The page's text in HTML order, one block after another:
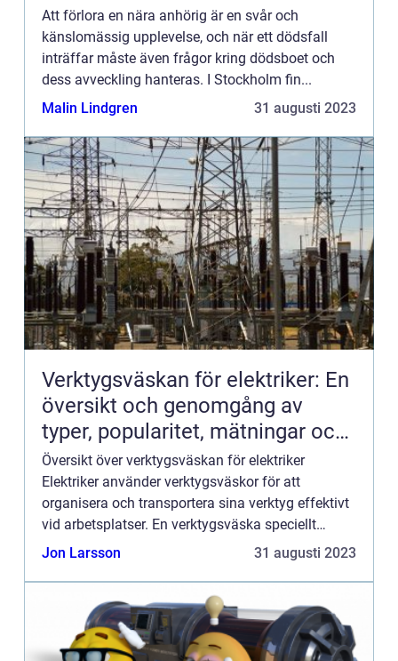
Att förlora en nära anhörig är en svår och
känslomässig upplevelse, och när ett dödsfall
inträffar måste även frågor kring dödsboet och
dess avveckling hanteras. I Stockholm fin...
Malin Lindgren
31 augusti 2023
Verktygsväskan för elektriker: En
översikt och genomgång av
typer, popularitet, mätningar och
historiska perspektiv
Översikt över verktygsväskan för elektriker
Elektriker använder verktygsväskor för att
organisera och transportera sina verktyg effektivt
vid arbetsplatser. En verktygsväska speciellt
utformad för elektriker möjliggör snabb tillgång till
Jon Larsson 31 augusti 2023